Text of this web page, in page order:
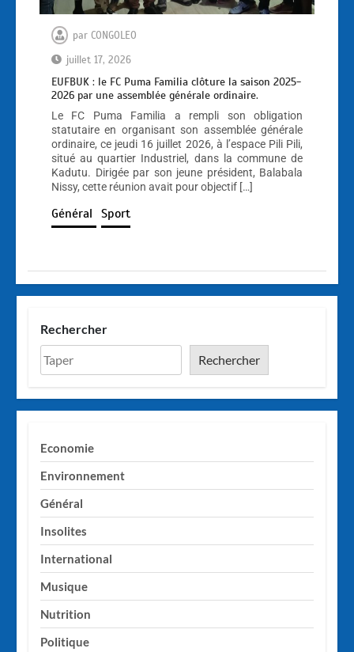
par CONGOLEO
juillet 17, 2026
EUFBUK : le FC Puma Familia clôture la saison 2025-
2026 par une assemblée générale ordinaire.
Le FC Puma Familia a rempli son obligation
statutaire en organisant son assemblée générale
ordinaire, ce jeudi 16 juillet 2026, à l’espace Pili Pili,
situé au quartier Industriel, dans la commune de
Kadutu. Dirigée par son jeune président, Balabala
Nissy, cette réunion avait pour objectif […]
Général Sport
Rechercher
Rechercher
Economie
Environnement
Général
Insolites
International
Musique
Nutrition
Politique